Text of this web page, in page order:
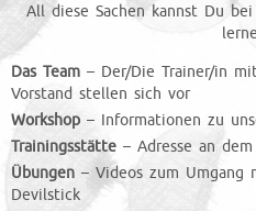
All diese Sachen kannst Du
Das Team – Der/Die Trainer/in
Vorstand stellen sich vor
Workshop – Informationen zu
Trainingsstätte – Adresse an
Übungen – Videos zum Umgang
Devilstick